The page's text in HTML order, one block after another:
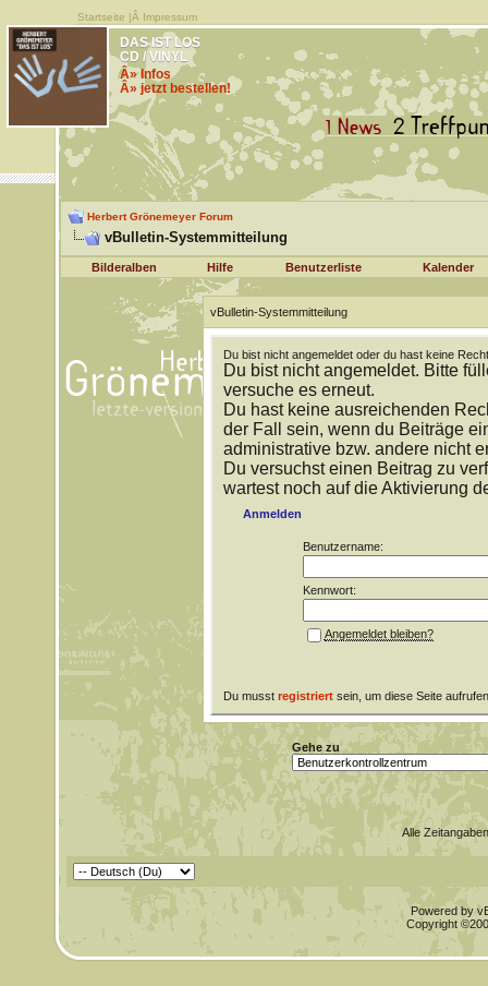
Startseite |Â Impressum
DAS IST LOS
CD / VINYL
Â» Infos
Â» jetzt bestellen!
Herbert Grönemeyer Forum
vBulletin-Systemmitteilung
Bilderalben Hilfe Benutzerliste Kalender
vBulletin-Systemmitteilung
Du bist nicht angemeldet oder du hast keine
Du bist nicht angemeldet. Bitte
versuche es erneut.
Du hast keine ausreichenden
der Fall sein, wenn du Beiträge
administrative bzw. andere nicht
Du versuchst einen Beitrag zu
wartest noch auf die Aktivierung
Anmelden
Benutzername:
Kennwort:
Angemeldet bleiben?
Du musst registriertsein, um diese Seite
Gehe zu
Alle
Powered by
Copyright